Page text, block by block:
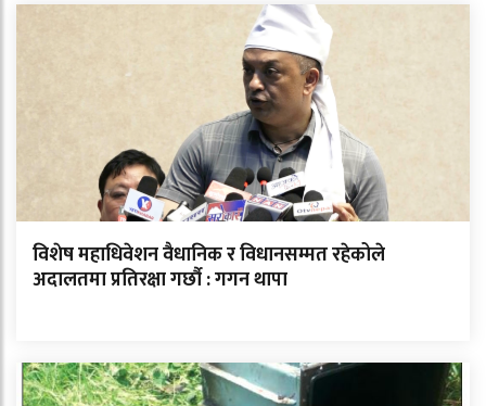
विशेष महाधिवेशन वैधानिक र विधानसम्मत रहेकोले
अदालतमा प्रतिरक्षा गर्छौ : गगन थापा